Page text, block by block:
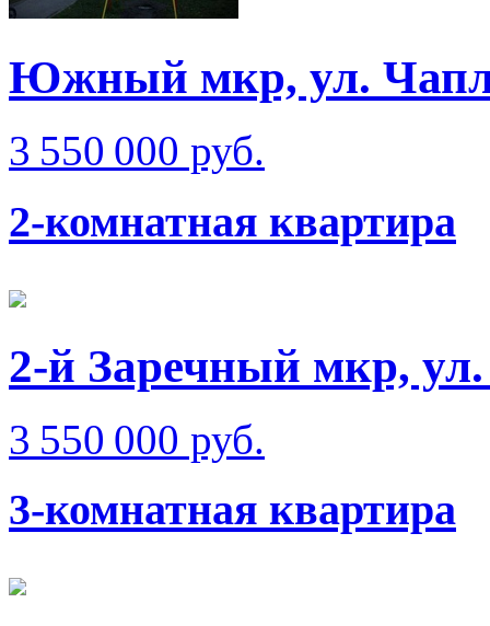
Южный мкр, ул.
3 550 000 руб.
2-комнатная квартира
2-й Заречный мкр,
3 550 000 руб.
3-комнатная квартира